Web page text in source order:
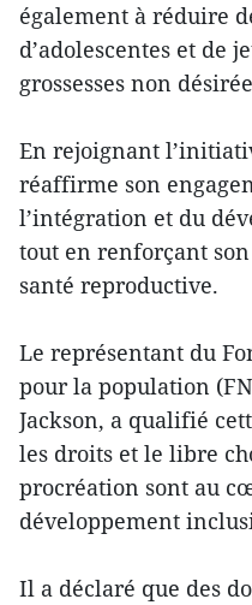
également à réduire
d’adolescentes et de
grossesses non
En rejoignant
réaffirme son
l’intégration et du
tout en renforçant
santé reproductive.
Le représentant du
pour la population
Jackson, a qualifié
les droits et le libre
procréation sont au
développement
Il a déclaré que des